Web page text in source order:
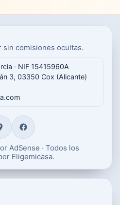
sin comisiones ocultas.
· NIF 15415960A
3, 03350 Cox (Alicante)
AdSense · Todos los
Eligemicasa.